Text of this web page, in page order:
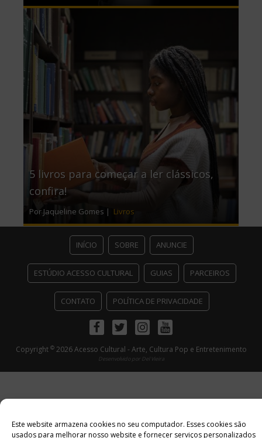
Este website armazena cookies no seu computador. Esses cookies são
usados ​​para melhorar nosso website e fornecer serviços personalizados
5 livros para começar a ler clássicos,
confira!
Por Jaqueline Gomes | Livros
INÍCIO SOBRE ANUNCIE
ESTÚDIO ACESSO CULTURAL GUIAS PARCEIROS
CONTATO POLÍTICA DE PRIVACIDADE
FacebookTwitterInstagramYoutube
Copyright ©2026 Acesso Cultural - Arte, Cultura Pop e Entretenimento
Desenvolvido por Del Vieira